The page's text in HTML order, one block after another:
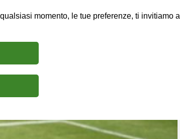
in poco meno di un'ora
momento, le tue preferenze, ti invitiamo a